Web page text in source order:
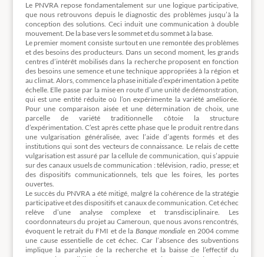
Le PNVRA repose fondamentalement sur une logique participative,
que nous retrouvons depuis le diagnostic des problèmes jusqu’à la
conception des solutions. Ceci induit une communication à double
mouvement. De la base vers le sommet et du sommet à la base.
Le premier moment consiste surtout en une remontée des problèmes
et des besoins des producteurs. Dans un second moment, les grands
centres d’intérêt mobilisés dans la recherche proposent en fonction
des besoins une semence et une technique appropriées à la région et
au climat. Alors, commence la phase initiale d’expérimentation à petite
échelle. Elle passe par la mise en route d’une unité de démonstration,
qui est une entité réduite où l’on expérimente la variété améliorée.
Pour une comparaison aisée et une détermination de choix, une
parcelle de variété traditionnelle côtoie la structure
d’expérimentation. C’est après cette phase que le produit rentre dans
une vulgarisation généralisée, avec l’aide d’agents formés et des
institutions qui sont des vecteurs de connaissance. Le relais de cette
vulgarisation est assuré par la cellule de communication, qui s’appuie
sur des canaux usuels de communication : télévision, radio, presse; et
des dispositifs communicationnels, tels que les foires, les portes
ouvertes.
Le succès du PNVRA a été mitigé, malgré la cohérence de la stratégie
participative et des dispositifs et canaux de communication. Cet échec
relève d’une analyse complexe et transdisciplinaire. Les
coordonnateurs du projet au Cameroun, que nous avons rencontrés,
évoquent le retrait du FMI et de la Banque mondiale en 2004 comme
une cause essentielle de cet échec. Car l’absence des subventions
implique la paralysie de la recherche et la baisse de l’effectif du